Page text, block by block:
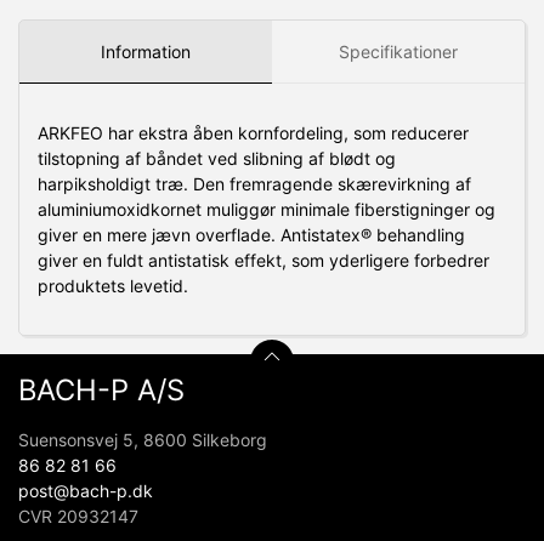
Information Specifikationer
ARKFEO har ekstra åben kornfordeling, som reducerer
tilstopning af båndet ved slibning af blødt og
harpiksholdigt træ. Den fremragende skærevirkning af
aluminiumoxidkornet muliggør minimale fiberstigninger og
giver en mere jævn overflade. Antistatex® behandling
giver en fuldt antistatisk effekt, som yderligere forbedrer
produktets levetid.
BACH-P A/S
Suensonsvej 5, 8600 Silkeborg
86 82 81 66
post@bach-p.dk
CVR 20932147